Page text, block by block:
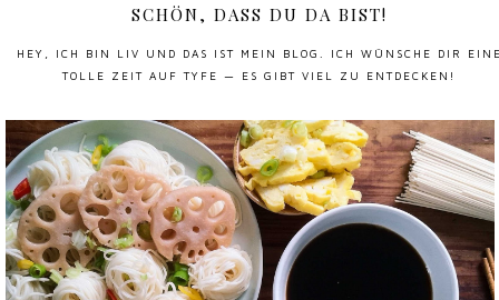
SCHÖN, DASS DU DA BIST!
HEY, ICH BIN LIV UND DAS IST MEIN BLOG. ICH WÜNSCHE DIR
TOLLE ZEIT AUF TYFE — ES GIBT VIEL ZU ENTDECKEN!